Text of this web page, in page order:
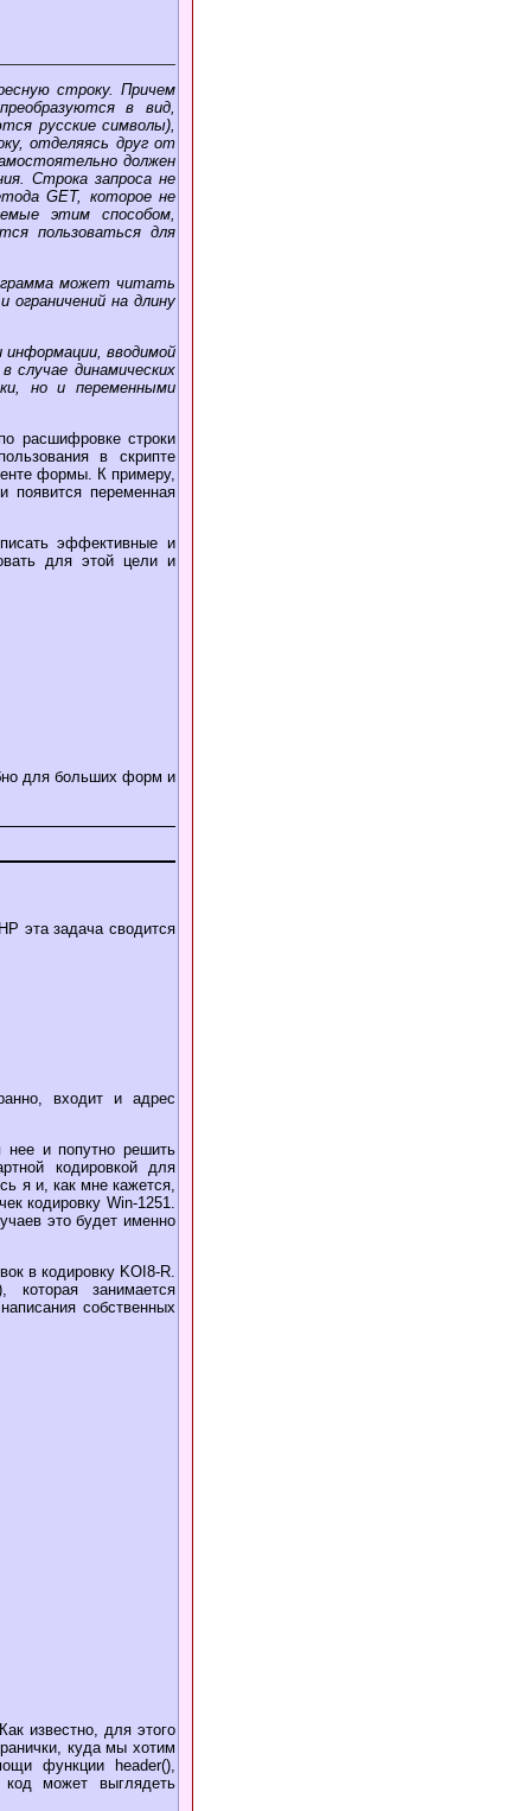
строку. Причем
в вид,
русские символы),
отделяясь друг от
должен
Строка запроса не
GET, которое не
этим способом,
пользоваться для
может читать
на длину
вводимой
динамических
но и переменными
расшифровке строки
в скрипте
формы. К примеру,
появится переменная
эффективные и
для этой цели и
для больших форм и
эта задача сводится
входит и адрес
нее и попутно решить
кодировкой для
я и, как мне кажется,
кодировку Win-1251.
это будет именно
в кодировку KOI8-R.
занимается
собственных
известно, для этого
куда мы хотим
функции header(),
код может выглядеть